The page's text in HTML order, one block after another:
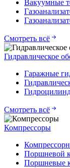
Вакуумные
Смотреть всё
Гидравлическое
Гаражные
Смотреть всё
Компрессоры
Поршневой
Поршневые